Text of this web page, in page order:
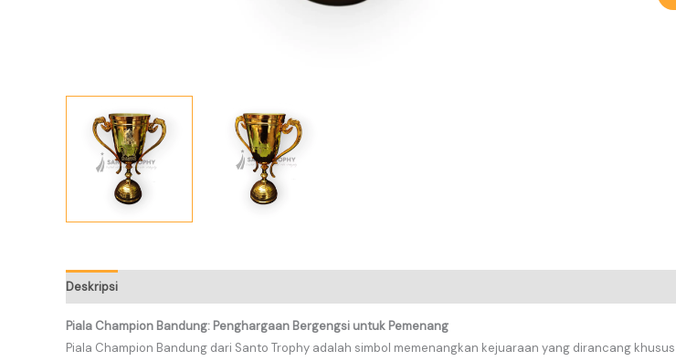
Deskripsi
Piala Champion Bandung: Penghargaan Bergengsi untuk Pemenang
Piala Champion Bandung dari Santo Trophy adalah simbol memenangkan kejuaraan yang dirancang